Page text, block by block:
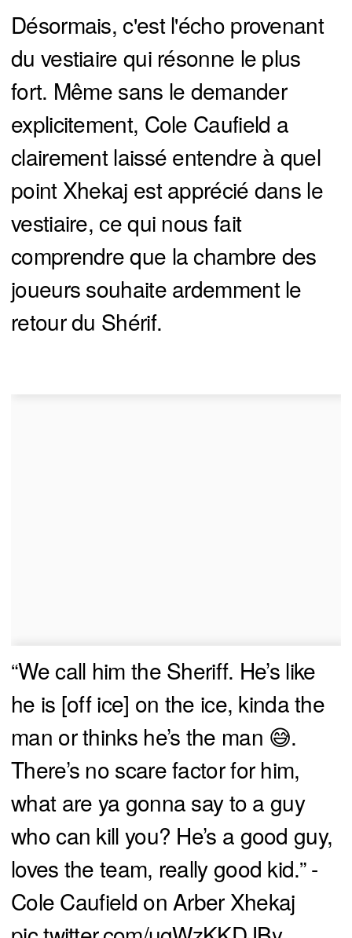
Désormais, c'est l'écho provenant
du vestiaire qui résonne le plus
fort. Même sans le demander
explicitement, Cole Caufield a
clairement laissé entendre à quel
point Xhekaj est apprécié dans le
vestiaire, ce qui nous fait
comprendre que la chambre des
joueurs souhaite ardemment le
retour du Shérif.
“We call him the Sheriff. He’s like
he is [off ice] on the ice, kinda the
man or thinks he’s the man 😅.
There’s no scare factor for him,
what are ya gonna say to a guy
who can kill you? He’s a good guy,
loves the team, really good kid.” -
Cole Caufield on Arber Xhekaj